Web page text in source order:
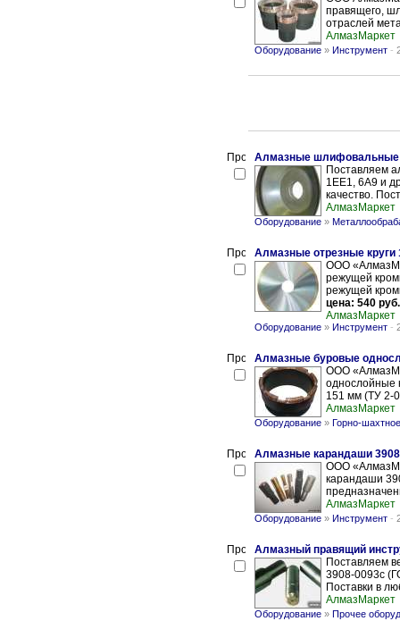
правящего,
отраслей
АлмазМаркет
Оборудование » Инструмент -
Алмазные шлифовальные
Поставляем
1ЕЕ1, 6А9 и
качество.
АлмазМаркет
Оборудование »
Алмазные отрезные круги
ООО
режущей
режущей
цена: 540 руб.
АлмазМаркет
Оборудование » Инструмент -
Алмазные буровые
ООО
однослойные
151 мм (ТУ 2-
АлмазМаркет
Оборудование » Горно-
Алмазные карандаши
ООО
карандаши
АлмазМаркет
Оборудование » Инструмент -
Алмазный правящий
Поставляем
3908-0093с
Поставки в
АлмазМаркет
Оборудование » Прочее